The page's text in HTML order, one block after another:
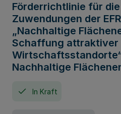
Förderrichtlinie für
Zuwendungen der
„Nachhaltige
Schaffung attraktiver
Nachhaltige
In Kraft